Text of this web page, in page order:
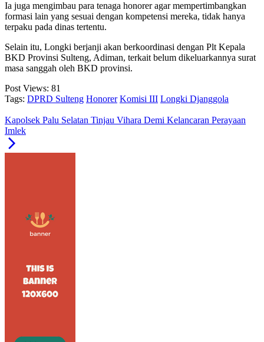
Ia juga mengimbau para tenaga honorer agar mempertimbangkan
formasi lain yang sesuai dengan kompetensi mereka, tidak hanya
terpaku pada dinas tertentu.
Selain itu, Longki berjanji akan berkoordinasi dengan Plt Kepala
BKD Provinsi Sulteng, Adiman, terkait belum dikeluarkannya surat
masa sanggah oleh BKD provinsi.
Post Views: 81
Tags: DPRD Sulteng Honorer Komisi III Longki Djanggola
Kapolsek Palu Selatan Tinjau Vihara Demi Kelancaran Perayaan
Imlek